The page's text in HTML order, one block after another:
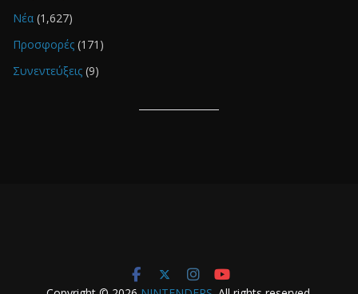
Νέα (1,627)
Προσφορές (171)
Συνεντεύξεις (9)